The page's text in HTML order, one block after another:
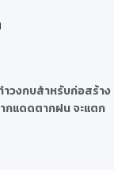
ำวงกบสำหรับก่อสร้าง
กแดดตากฝน จะแตก